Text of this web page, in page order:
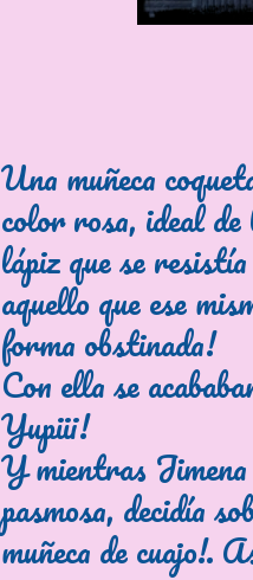
Una muñeca
color rosa, ideal
lápiz que se
aquello que ese
forma obstinada!
Con ella se
Yupiii!
Y mientras Jimena
pasmosa, decidía
muñeca de cuajo!.